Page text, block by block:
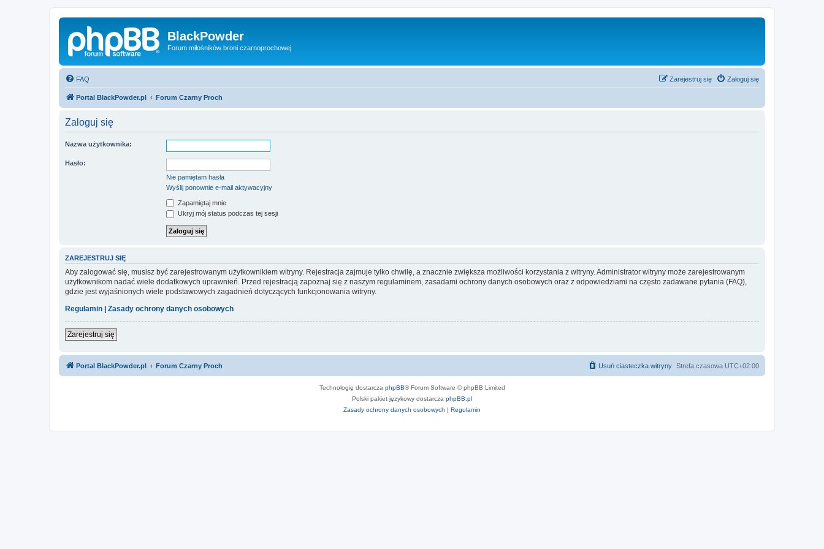
BlackPowder
Forum miłośników broni czarnoprochowej
FAQ Zaloguj się
Zarejestruj się
Portal BlackPowder.pl Forum Czarny Proch
Zaloguj się
Nazwa użytkownika:
Hasło:
Nie pamiętam hasła
Wyślij ponownie e-mail aktywacyjny
Zapamiętaj mnie
Ukryj mój status podczas tej sesji
ZAREJESTRUJ SIĘ
Aby zalogować się, musisz być zarejestrowanym użytkownikiem witryny. Rejestracja zajmuje tylko chwilę, a znacznie zwiększa możliwości korzystania z witryny. Administrator witryny może zarejestrowanym
użytkownikom nadać wiele dodatkowych uprawnień. Przed rejestracją zapoznaj się z naszym regulaminem, zasadami ochrony danych osobowych oraz z odpowiedziami na często zadawane pytania (FAQ),
gdzie jest wyjaśnionych wiele podstawowych zagadnień dotyczących funkcjonowania witryny.
Regulamin
Zasady ochrony danych osobowych
Zarejestruj się
Portal BlackPowder.pl Forum Czarny Proch Strefa czasowa UTC+02:00
Usuń ciasteczka witryny
Technologię dostarcza phpBB® Forum Software © phpBB Limited
Polski pakiet językowy dostarcza phpBB.pl
Zasady ochrony danych osobowych | Regulamin